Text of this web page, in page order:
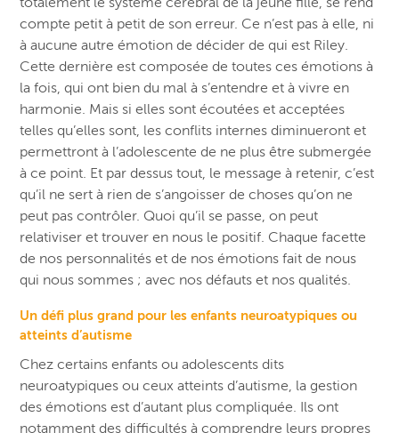
compte petit à petit de son erreur. Ce n’est pas à elle, ni
à aucune autre émotion de décider de qui est Riley.
Cette dernière est composée de toutes ces émotions à
la fois, qui ont bien du mal à s’entendre et à vivre en
harmonie. Mais si elles sont écoutées et acceptées
telles qu’elles sont, les conflits internes diminueront et
permettront à l’adolescente de ne plus être submergée
à ce point. Et par dessus tout, le message à retenir, c’est
qu’il ne sert à rien de s’angoisser de choses qu’on ne
peut pas contrôler. Quoi qu’il se passe, on peut
relativiser et trouver en nous le positif. Chaque facette
de nos personnalités et de nos émotions fait de nous
qui nous sommes ; avec nos défauts et nos qualités.
Un défi plus grand pour les enfants neuroatypiques ou
atteints d’autisme
Chez certains enfants ou adolescents dits
neuroatypiques ou ceux atteints d’autisme, la gestion
des émotions est d’autant plus compliquée. Ilsont
notamment des difficultés à comprendre leurs propres